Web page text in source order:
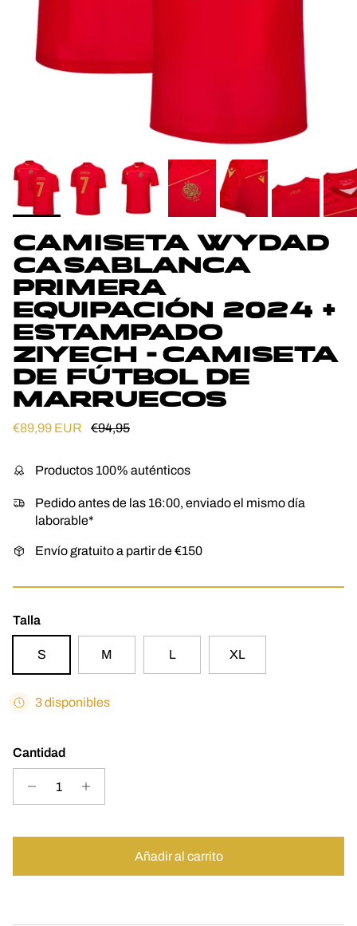
CAMISETA WYDAD
CASABLANCA
PRIMERA
EQUIPACIÓN 2024 +
ESTAMPADO
ZIYECH - CAMISETA
DE FÚTBOL DE
MARRUECOS
Precio de venta
€89,99 EUR Precio normal
€94,95
Productos 100% auténticos
Pedido antes de las 16:00, enviado el mismo día
laborable*
Envío gratuito a partir de €150
Talla
S M L XL
3 disponibles
Cantidad
Añadir al carrito